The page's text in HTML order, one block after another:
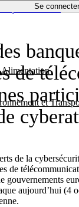
Se connecter
et
Économie
de
de la
de
gouvernements
aujourd’hui (4